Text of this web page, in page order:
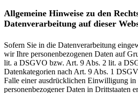
Allgemeine Hinweise zu den
Datenverarbeitung auf dieser
Sofern Sie in die Datenverarbeitung
wir Ihre personenbezogenen Daten auf
lit. a DSGVO bzw. Art. 9 Abs. 2 lit. a
Datenkategorien nach Art. 9 Abs. 1
Falle einer ausdrücklichen Einwilligung in
personenbezogener Daten in Drittstaaten